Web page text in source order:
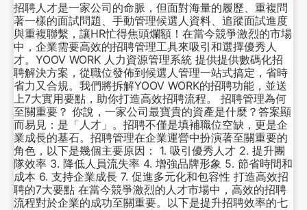
招聘人才是一家公司的命脈，但面對海量的履歷、重複問
著一樣的面試問題、手動管理候選人資料、追蹤面試進度
與重複聯繫，讓HR忙得焦頭爛額！在當今競爭激烈的市場
中，企業需要高效的招聘管理工具來吸引和選擇優秀人
才。YOOV WORK 人力資源管理系統 提供提供數碼化招
聘解決方案，從職位發佈到候選人管理一站式搞定，省時
省力又合規。我們將拆解YOOV WORK的招聘功能，並送
上7大實用要點，助你打造高效招聘流程。 招聘管理為何
至關重要？ 你說，一家公司最寶貴的資產是什麼？答案顯
而易見：是「人才」。招聘不僅是填補職位空缺，更是企
業成長的基石。招聘管理在企業運營中扮演著至關重要的
角色，以下是幾個主要原因： 1. 吸引優秀人才 2. 提升團
隊效率 3. 降低人員流失率 4. 增強品牌形象 5. 節省時間和
成本 6. 支持企業成長 7. 促進多元化和包容性 打造高效招
聘的7大要點 在當今競爭激烈的人才市場中，高效的招聘
流程對於企業的成功至關重要。以下是提升招聘效率的七